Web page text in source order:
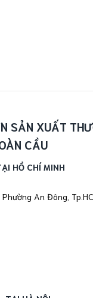
SẢN XUẤT
CẦU
HỒ CHÍ MINH
An Đông,